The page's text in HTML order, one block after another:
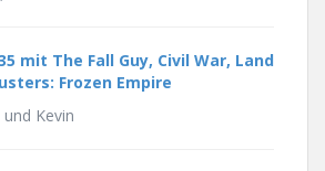
mit The Fall Guy, Civil War, Land
Frozen Empire
Kevin